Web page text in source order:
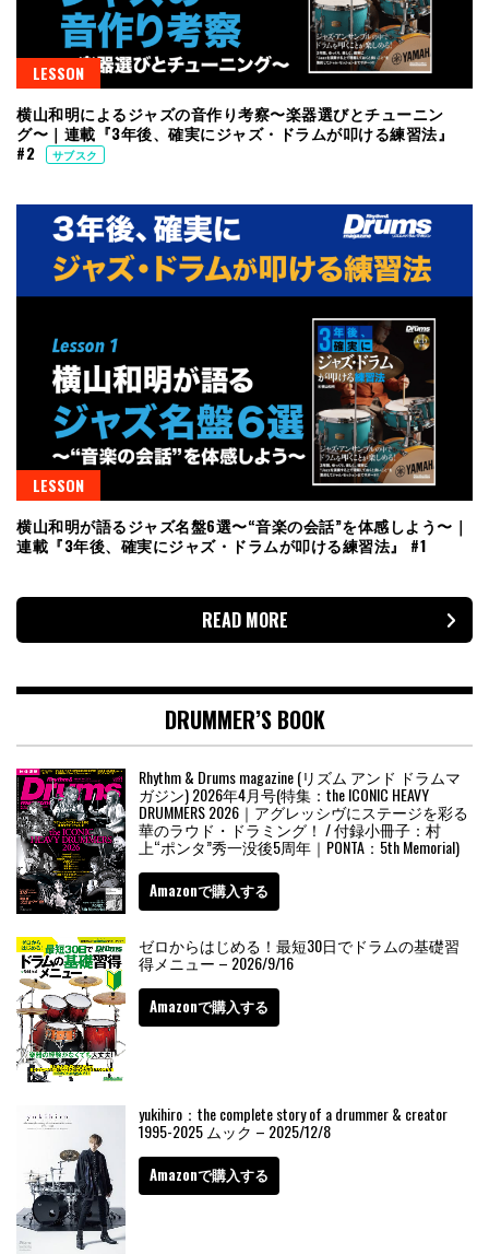
LESSON
横山和明によるジャズの音作り考察〜楽器選びとチューニン
グ〜｜連載『3年後、確実にジャズ・ドラムが叩ける練習法』
#2
サブスク
LESSON
横山和明が語るジャズ名盤6選〜“音楽の会話”を体感しよう〜｜
連載『3年後、確実にジャズ・ドラムが叩ける練習法』 #1
READ MORE
DRUMMER’S BOOK
Rhythm & Drums magazine (リズム アンド ドラムマ
ガジン) 2026年4月号(特集：the ICONIC HEAVY
DRUMMERS 2026｜アグレッシヴにステージを彩る
華のラウド・ドラミング！ / 付録小冊子：村
上“ポンタ”秀一没後5周年｜PONTA：5th Memorial)
Amazonで購入する
ゼロからはじめる！最短30日でドラムの基礎習
得メニュー – 2026/9/16
Amazonで購入する
yukihiro：the complete story of a drummer & creator
1995-2025 ムック – 2025/12/8
Amazonで購入する